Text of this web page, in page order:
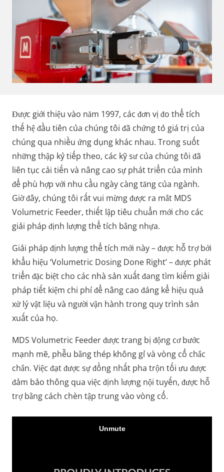
Được giới thiệu vào năm 1997, các đơn vị đo thể tích
thế hệ đầu tiên của chúng tôi đã chứng tỏ giá trị của
chúng qua nhiều ứng dụng khác nhau. Trong suốt
những thập kỷ tiếp theo, các kỹ sư của chúng tôi đã
liên tục cải tiến và nâng cao sự phát triển của mình
để phù hợp với nhu cầu ngày càng tăng của ngành.
Giờ đây, chúng tôi rất vui mừng được ra mắt MDS
Volumetric Feeder, thiết lập tiêu chuẩn mới cho các
giải pháp định lượng thể tích bằng nhựa.
Giải pháp định lượng thể tích mới này – được hỗ trợ bởi
khẩu hiệu ‘Volumetric Dosing Done Right’ – được phát
triển đặc biệt cho các nhà sản xuất đang tìm kiếm giải
pháp tiết kiệm chi phí để nâng cao đáng kể hiệu quả
xử lý vật liệu và người vận hành trong quy trình sản
xuất của họ.
MDS Volumetric Feeder được trang bị động cơ bước
mạnh mẽ, phễu bằng thép không gỉ và vòng cổ chắc
chắn. Việc đạt được sự đồng nhất pha trộn tối ưu được
đảm bảo thông qua việc định lượng nội tuyến, được hỗ
trợ bằng cách chèn tập trung vào vòng cổ.